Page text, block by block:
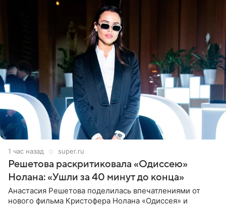
1 час назад super.ru
Решетова раскритиковала «Одиссею»
Нолана: «Ушли за 40 минут до конца»
Анастасия Решетова поделилась впечатлениями от
нового фильма Кристофера Нолана «Одиссея» и